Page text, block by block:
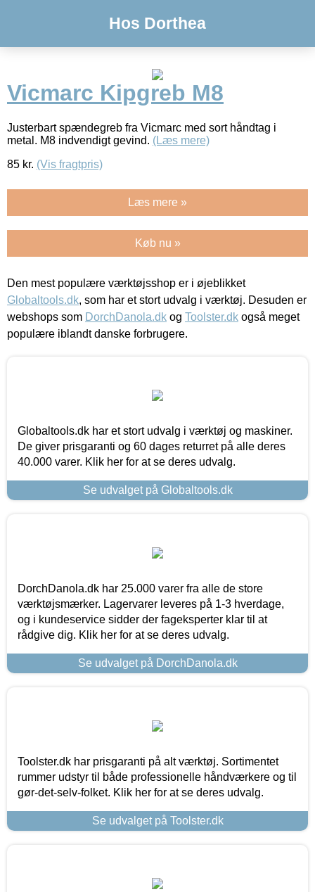
Hos Dorthea
Vicmarc Kipgreb M8
Justerbart spændegreb fra Vicmarc med sort håndtag i
metal. M8 indvendigt gevind. (Læs mere)
85 kr. (Vis fragtpris)
Læs mere »
Køb nu »
Den mest populære værktøjsshop er i øjeblikket
Globaltools.dk, som har et stort udvalg i værktøj. Desuden er
webshops som DorchDanola.dk og Toolster.dk også meget
populære iblandt danske forbrugere.
Globaltools.dk har et stort udvalg i værktøj og maskiner.
De giver prisgaranti og 60 dages returret på alle deres
40.000 varer. Klik her for at se deres udvalg.
Se udvalget på Globaltools.dk
DorchDanola.dk har 25.000 varer fra alle de store
værktøjsmærker. Lagervarer leveres på 1-3 hverdage,
og i kundeservice sidder der fageksperter klar til at
rådgive dig. Klik her for at se deres udvalg.
Se udvalget på DorchDanola.dk
Toolster.dk har prisgaranti på alt værktøj. Sortimentet
rummer udstyr til både professionelle håndværkere og til
gør-det-selv-folket. Klik her for at se deres udvalg.
Se udvalget på Toolster.dk